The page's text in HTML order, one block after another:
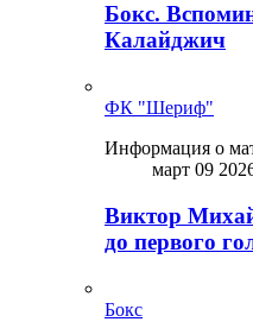
Бокс.
Калайджич
ФК "Шериф"
Информация о
март 09
Виктор
до первого
Бокс